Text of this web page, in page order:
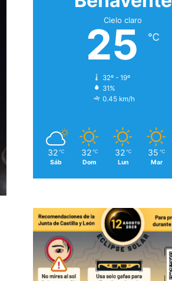
Cielo claro
25 ℃
32º - 19º
31%
0.45 km/h
32 ℃
Sáb
32 ℃
Dom
32 ℃
Lun
35 ℃
Mar